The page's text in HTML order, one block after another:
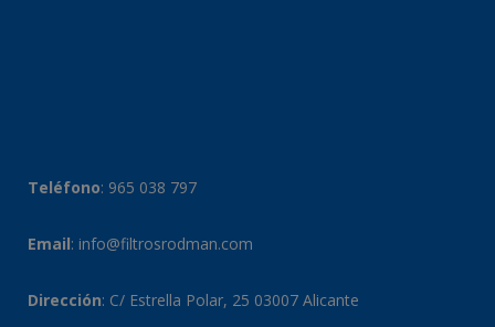
Teléfono: 965 038 797
Email: info@filtrosrodman.com
Dirección: C/ Estrella Polar, 25 03007 Alicante